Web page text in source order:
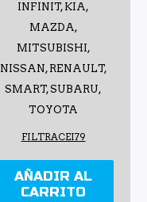
INFINIT, KIA,
MAZDA,
MITSUBISHI,
NISSAN, RENAULT,
SMART, SUBARU,
TOYOTA
FILTRACEI79
AÑADIR AL
CARRITO